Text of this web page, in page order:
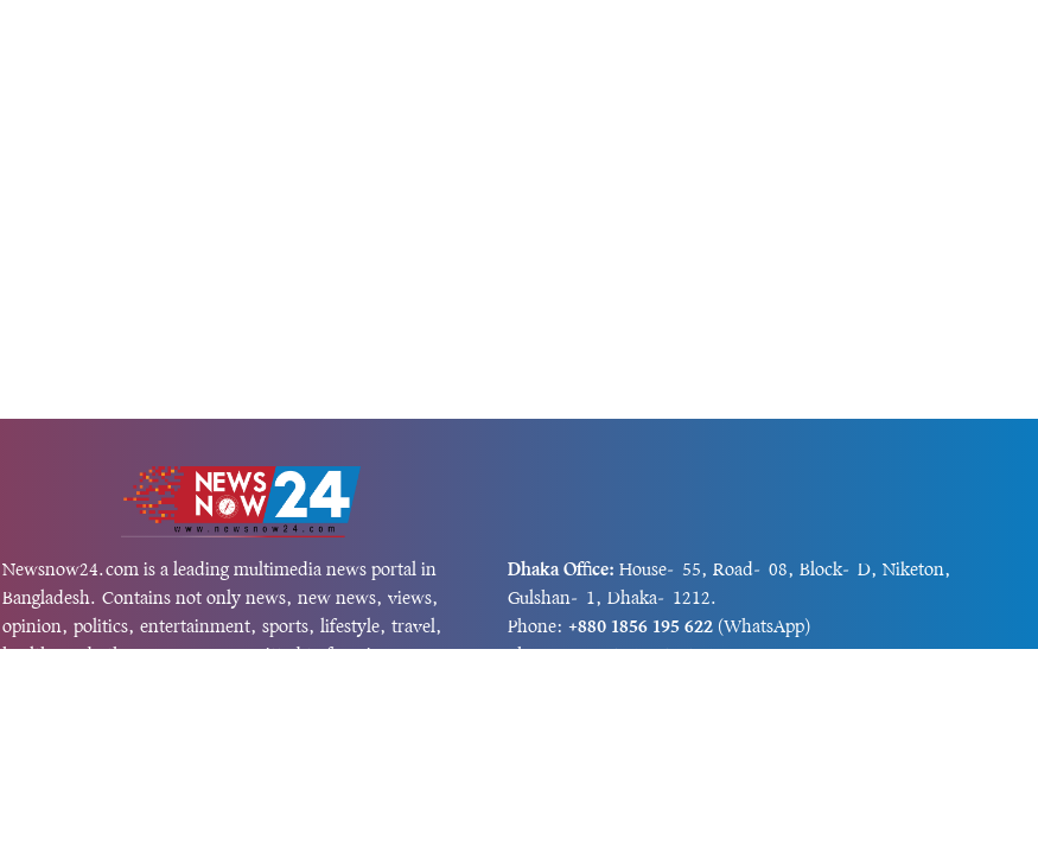
Newsnow24.com is a leading multimedia news portal in
Bangladesh. Contains not only news, new news, views,
opinion, politics, entertainment, sports, lifestyle, travel,
health, and others. We are committed to focusing on
Dhaka Office: House-55, Road-08, Block-D, Niketon,
Gulshan-1, Dhaka-1212.
Phone: +880 1856 195 622 (WhatsApp)
Phone:+880 1869 913 486